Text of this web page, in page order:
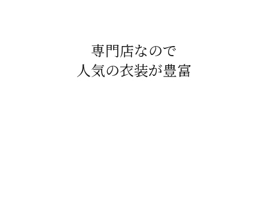
専門店なので
人気の衣装が豊富